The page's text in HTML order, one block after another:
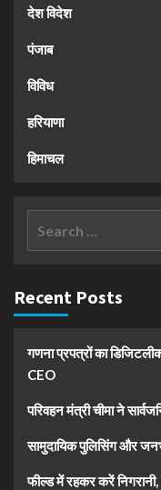
देश विदेश
पंजाब
विविध
हरियाणा
हिमाचल
Recent Posts
गणना प्रपत्रों का
CEO
परिवहन मंत्री चीमा ने
सामुदायिक पुलिसिंग और
फील्ड में रहकर करें निगरानी,